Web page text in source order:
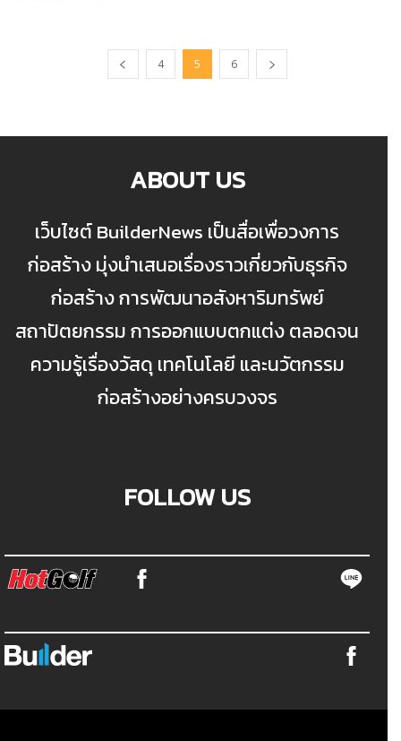
4 5 6
ABOUT US
เว็บไซต์ BuilderNews เป็นสื่อเพื่อวงการ
ก่อสร้าง มุ่งนำเสนอเรื่องราวเกี่ยวกับธุรกิจ
ก่อสร้าง การพัฒนาอสังหาริมทรัพย์
สถาปัตยกรรม การออกแบบตกแต่ง ตลอดจน
ความรู้เรื่องวัสดุ เทคโนโลยี และนวัตกรรม
ก่อสร้างอย่างครบวงจร
FOLLOW US